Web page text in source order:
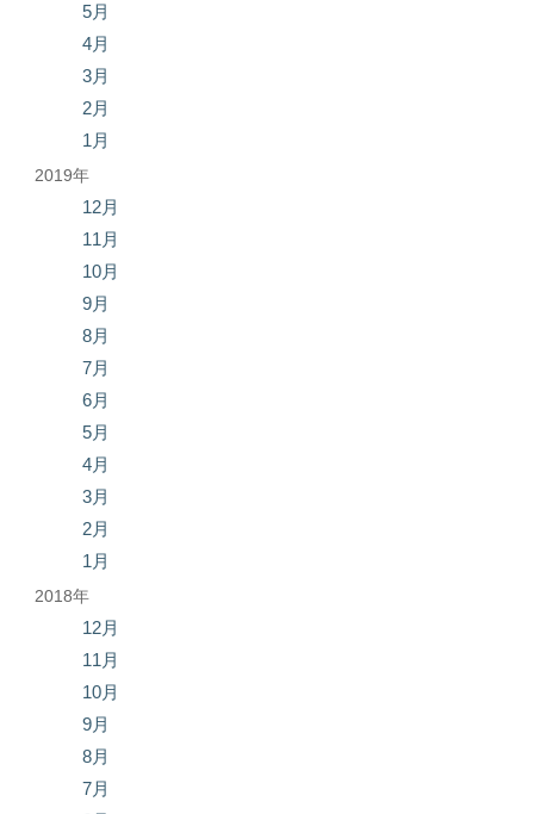
5月
4月
3月
2月
1月
2019年
12月
11月
10月
9月
8月
7月
6月
5月
4月
3月
2月
1月
2018年
12月
11月
10月
9月
8月
7月